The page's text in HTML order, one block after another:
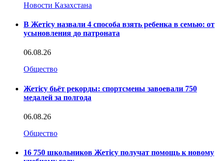
Новости Казахстана
В Жетісу назвали 4 способа взять ребенка в семью: от
усыновления до патроната
06.08.26
Общество
Жетісу бьёт рекорды: спортсмены завоевали 750
медалей за полгода
06.08.26
Общество
16 750 школьников Жетісу получат помощь к новому